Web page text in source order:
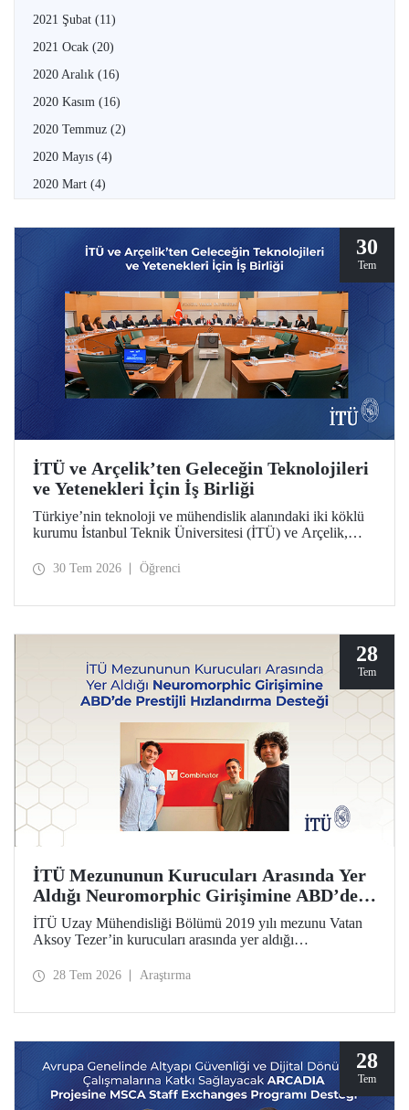
2021 Şubat (11)
2021 Ocak (20)
2020 Aralık (16)
2020 Kasım (16)
2020 Temmuz (2)
2020 Mayıs (4)
2020 Mart (4)
30
Tem
İTÜ ve Arçelik’ten Geleceğin Teknolojileri
ve Yetenekleri İçin İş Birliği
Türkiye’nin teknoloji ve mühendislik alanındaki iki köklü
kurumu İstanbul Teknik Üniversitesi (İTÜ) ve Arçelik,
imza attı. Protokol, ortak bilimsel araştırmalar ve yenilikçi
30 Tem 2026 Öğrenci
28
Tem
İTÜ Mezununun Kurucuları Arasında Yer
Aldığı Neuromorphic Girişimine ABD’de
Prestijli Hızlandırma Desteği
İTÜ Uzay Mühendisliği Bölümü 2019 yılı mezunu Vatan
Aksoy Tezer’in kurucuları arasında yer aldığı
programı Y Combinator’ın (YC) 2026 yaz dönemine kabul
28 Tem 2026 Araştırma
28
Tem